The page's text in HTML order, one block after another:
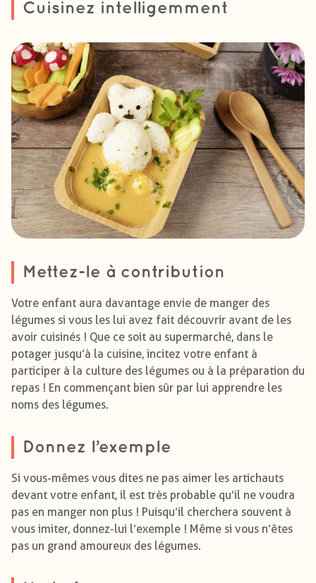
Cuisinez intelligemment
Mettez-le à contribution
Votre enfant aura davantage envie de manger des
légumes si vous les lui avez fait découvrir avant de les
avoir cuisinés ! Que ce soit au supermarché, dans le
potager jusqu’à la cuisine, incitez votre enfant à
participer à la culture des légumes ou à la préparation du
repas ! En commençant bien sûr par lui apprendre les
noms des légumes.
Donnez l’exemple
Si vous-mêmes vous dites ne pas aimer les artichauts
devant votre enfant, il est très probable qu’il ne voudra
pas en manger non plus ! Puisqu’il cherchera souvent à
vous imiter, donnez-lui l’exemple ! Même si vous n’êtes
pas un grand amoureux des légumes.